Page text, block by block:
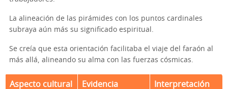
La alineación de las pirámides con los puntos cardinales
subraya aún más su significado espiritual.
Se creía que esta orientación facilitaba el viaje del faraón al
más allá, alineando su alma con las fuerzas cósmicas.
Aspecto cultural Evidencia Interpretación